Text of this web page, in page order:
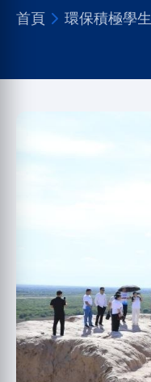
首頁 環保積極學生